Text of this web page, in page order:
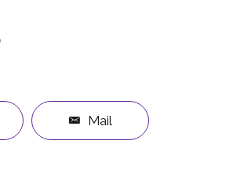
Mail